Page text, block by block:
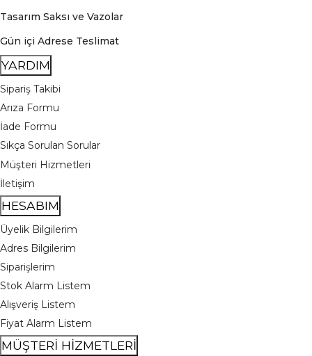
Tasarım Saksı ve Vazolar
Gün içi Adrese Teslimat
YARDIM
Sipariş Takibi
Arıza Formu
İade Formu
Sıkça Sorulan Sorular
Müşteri Hizmetleri
İletişim
HESABIM
Üyelik Bilgilerim
Adres Bilgilerim
Siparişlerim
Stok Alarm Listem
Alışveriş Listem
Fiyat Alarm Listem
MÜŞTERİ HİZMETLERİ